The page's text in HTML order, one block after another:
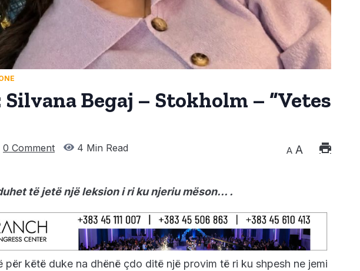
Begaj – Stokholm – “Vetes
0 Comment 4 Min Read A A
të jetë një leksion i ri ku njeriu mëson… .
për këtë duke na dhënë çdo ditë një provim të ri ku shpesh ne jemi